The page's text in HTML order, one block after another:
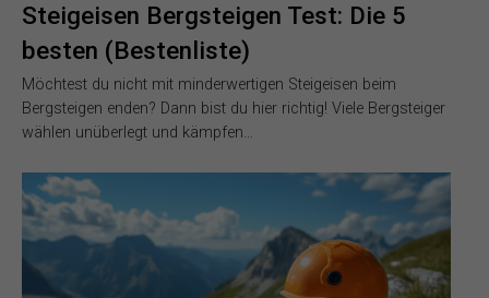
Steigeisen Bergsteigen Test: Die 5
besten (Bestenliste)
Möchtest du nicht mit minderwertigen Steigeisen beim
Bergsteigen enden? Dann bist du hier richtig! Viele Bergsteiger
wählen unüberlegt und kämpfen…